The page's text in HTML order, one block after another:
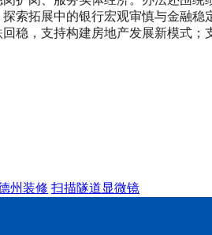
索拓展中的银行宏观审慎与金融
稳，支持构建房地产发展新模式
州装修 扫描隧道显微镜